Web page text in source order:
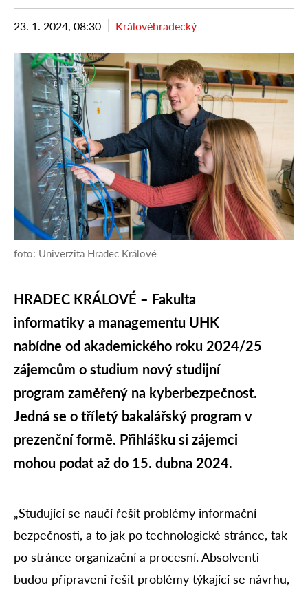
23. 1. 2024, 08:30 Královéhradecký
foto: Univerzita Hradec Králové
HRADEC KRÁLOVÉ – Fakulta
informatiky a managementu UHK
nabídne od akademického roku 2024/25
zájemcům o studium nový studijní
program zaměřený na kyberbezpečnost.
Jedná se o tříletý bakalářský program v
prezenční formě. Přihlášku si zájemci
mohou podat až do 15. dubna 2024.
„Studující se naučí řešit problémy informační
bezpečnosti, a to jak po technologické stránce, tak
po stránce organizační a procesní. Absolventi
budou připraveni řešit problémy týkající se návrhu,